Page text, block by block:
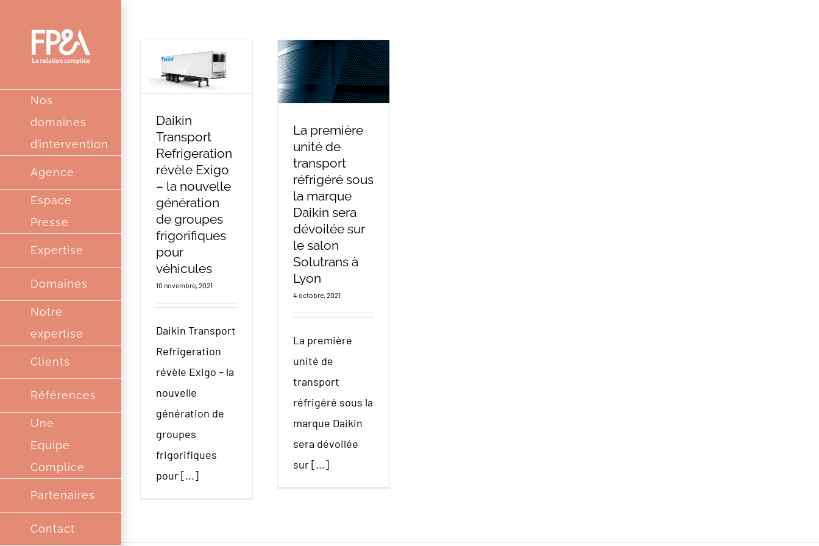
contenu
Nos
domaines
d’intervention
Agence
Espace
Presse
Expertise
Domaines
Notre
expertise
Clients
Références
Une
Equipe
Complice
Partenaires
Contact
Refrigeration révèle
génération de
groupes frigorifiques
Daikin
Transport
Refrigeration
révèle Exigo
– la nouvelle
génération
de groupes
frigorifiques
pour
véhicules
10 novembre, 2021
Daikin Transport
Refrigeration
révèle Exigo – la
nouvelle
génération de
groupes
frigorifiques
pour [...]
réfrigéré sous la
marque Daikin sera
dévoilée sur le salon
Solutrans à Lyon
presse publiés
La première
unité de
transport
réfrigéré sous
la marque
Daikin sera
dévoilée sur
le salon
Solutrans à
Lyon
4 octobre, 2021
La première
unité de
transport
réfrigéré sous la
marque Daikin
sera dévoilée
sur [...]